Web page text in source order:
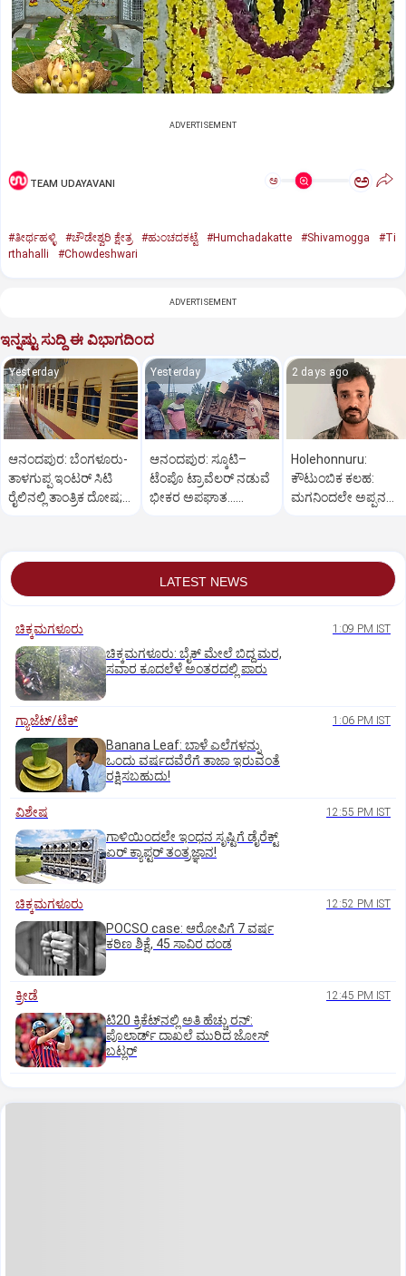
ADVERTISEMENT
TEAM UDAYAVANI ಅ ಅ
#ತೀರ್ಥಹಳ್ಳಿ #ಚೌಡೇಶ್ವರಿ ಕ್ಷೇತ್ರ #ಹುಂಚದಕಟ್ಟೆ #Humchadakatte #Shivamogga
#Ti
rthahalli
#Chowdeshwari
ADVERTISEMENT
ಇನ್ನಷ್ಟು ಸುದ್ದಿ ಈ ವಿಭಾಗದಿಂದ
Yesterday
ಆನಂದಪುರ: ಬೆಂಗಳೂರು-
ತಾಳಗುಪ್ಪ ಇಂಟರ್ ಸಿಟಿ
ರೈಲಿನಲ್ಲಿ ತಾಂತ್ರಿಕ ದೋಷ;
Yesterday
ಆನಂದಪುರ: ಸ್ಕೂಟಿ–
ಟೆಂಪೊ ಟ್ರಾವೆಲರ್ ನಡುವೆ
ಭೀಕರ ಅಪಘಾತ...
2 days ago
Holehonnuru:
ಕೌಟುಂಬಿಕ ಕಲಹ:
ಮಗನಿಂದಲೇ ಅಪ್ಪನ
LATEST NEWS
ಚಿಕ್ಕಮಗಳೂರು 1:09 PM IST
ಚಿಕ್ಕಮಗಳೂರು: ಬೈಕ್ ಮೇಲೆ ಬಿದ್ದ ಮರ,
ಸವಾರ ಕೂದಲೆಳೆ ಅಂತರದಲ್ಲಿ ಪಾರು
ಗ್ಯಾಜೆಟ್/ಟೆಕ್ 1:06 PM IST
Banana Leaf: ಬಾಳೆ ಎಲೆಗಳನ್ನು
ಒಂದು ವರ್ಷದವೆರೆಗೆ ತಾಜಾ ಇರುವಂತೆ
ರಕ್ಷಿಸಬಹುದು!
ವಿಶೇಷ 12:55 PM IST
ಗಾಳಿಯಿಂದಲೇ ಇಂಧನ ಸೃಷ್ಟಿಗೆ ಡೈರೆಕ್ಟ್
ಏರ್‌ ಕ್ಯಾಪ್ಟರ್ ತಂತ್ರಜ್ಞಾನ!
ಚಿಕ್ಕಮಗಳೂರು 12:52 PM IST
POCSO case: ಆರೋಪಿಗೆ 7 ವರ್ಷ
ಕಠಿಣ ಶಿಕ್ಷೆ, 45 ಸಾವಿರ ದಂಡ
ಕ್ರೀಡೆ 12:45 PM IST
ಟಿ20 ಕ್ರಿಕೆಟ್‌ನಲ್ಲಿ ಅತಿ ಹೆಚ್ಚು ರನ್:
ಪೊಲಾರ್ಡ್ ದಾಖಲೆ ಮುರಿದ ಜೋಸ್
ಬಟ್ಲರ್